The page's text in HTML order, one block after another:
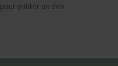
pour publier un avis.